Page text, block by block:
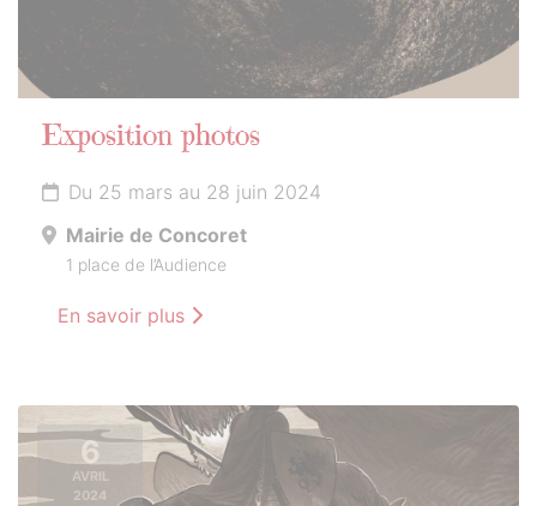
Exposition photos
Du 25 mars au 28 juin 2024
Mairie de Concoret
1 place de l’Audience
En savoir plus
6
AVRIL
2024